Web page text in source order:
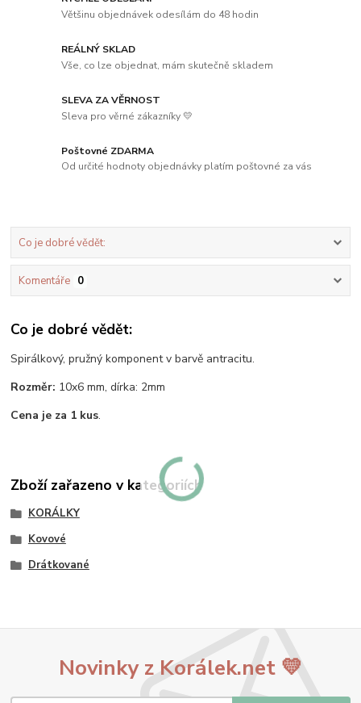
Většinu objednávek odesílám do 48 hodin
REÁLNÝ SKLAD
Vše, co lze objednat, mám skutečně skladem
SLEVA ZA VĚRNOST
Sleva pro věrné zákazníky 💛
Poštovné ZDARMA
Od určité hodnoty objednávky platím poštovné za vás
Co je dobré vědět:
Komentáře 0
Co je dobré vědět:
Spirálkový, pružný komponent v barvě antracitu.
Rozměr: 10x6 mm, dírka: 2mm
Cena je za 1 kus.
Zboží zařazeno v kategoriích
KORÁLKY
Kovové
Drátkované
Novinky z Korálek.net 💛